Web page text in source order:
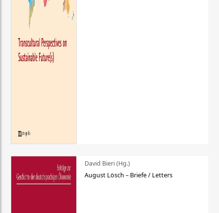
David Bieri (Hg.)
August Lösch – Briefe / Letters